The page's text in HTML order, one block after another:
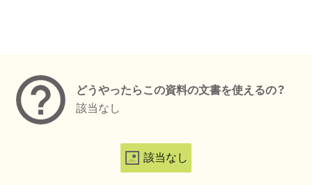
どうやったらこの資料の文書を使えるの？
該当なし
該当なし